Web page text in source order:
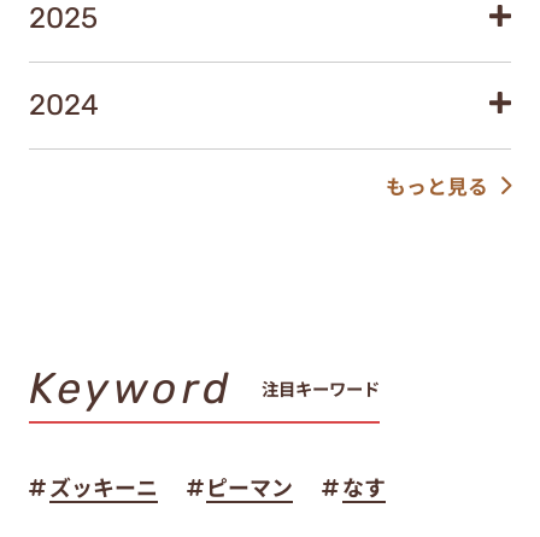
2025
2024
もっと見る
Keyword 注目キーワード
ズッキーニ ピーマン なす